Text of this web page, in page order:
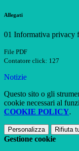
Allegati
01 Informativa privacy
File PDF
Contatore click: 127
Notizie
Questo sito o gli
cookie necessari al
COOKIE POLICY.
Personalizza Rifiuta
Gestione cookie